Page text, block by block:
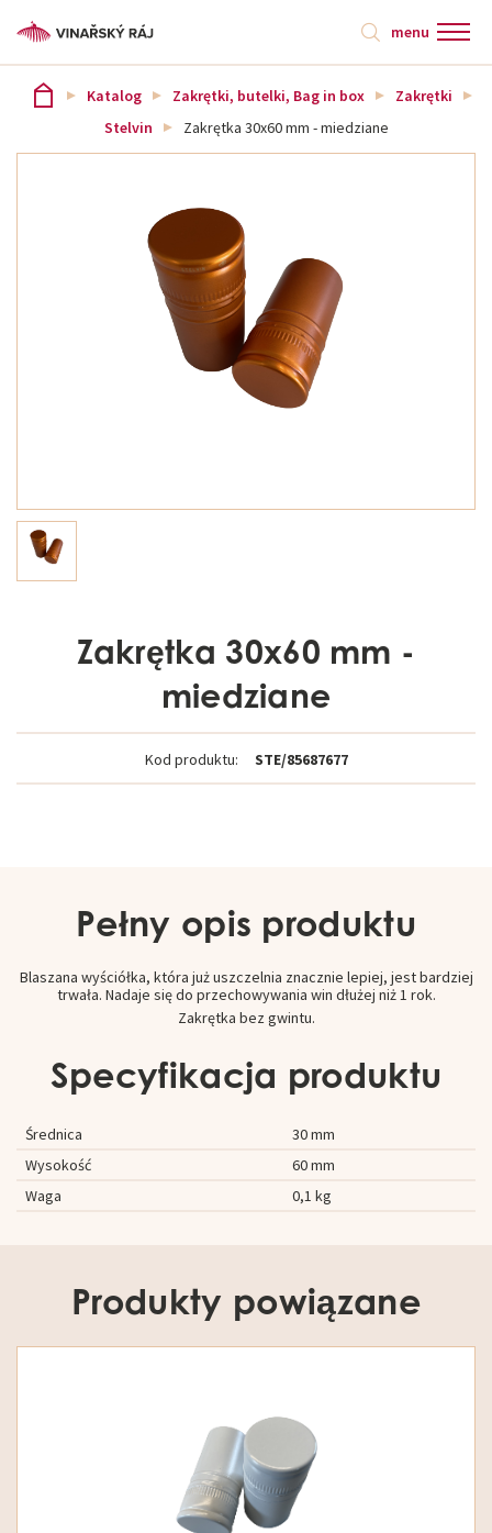
menu
Katalog Zakrętki, butelki, Bag in box
Zakrętki
Stelvin
Zakrętka 30x60 mm - miedziane
Zakrętka 30x60 mm -
miedziane
Kod produktu: STE/85687677
Pełny opis produktu
Blaszana wyściółka, która już uszczelnia znacznie lepiej, jest bardziej
trwała. Nadaje się do przechowywania win dłużej niż 1 rok.
Zakrętka bez gwintu.
Specyfikacja produktu
Średnica
30 mm
Wysokość
60 mm
Waga
0,1 kg
Produkty powiązane